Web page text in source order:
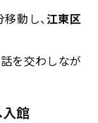
動し、江東区
を交わしなが
館